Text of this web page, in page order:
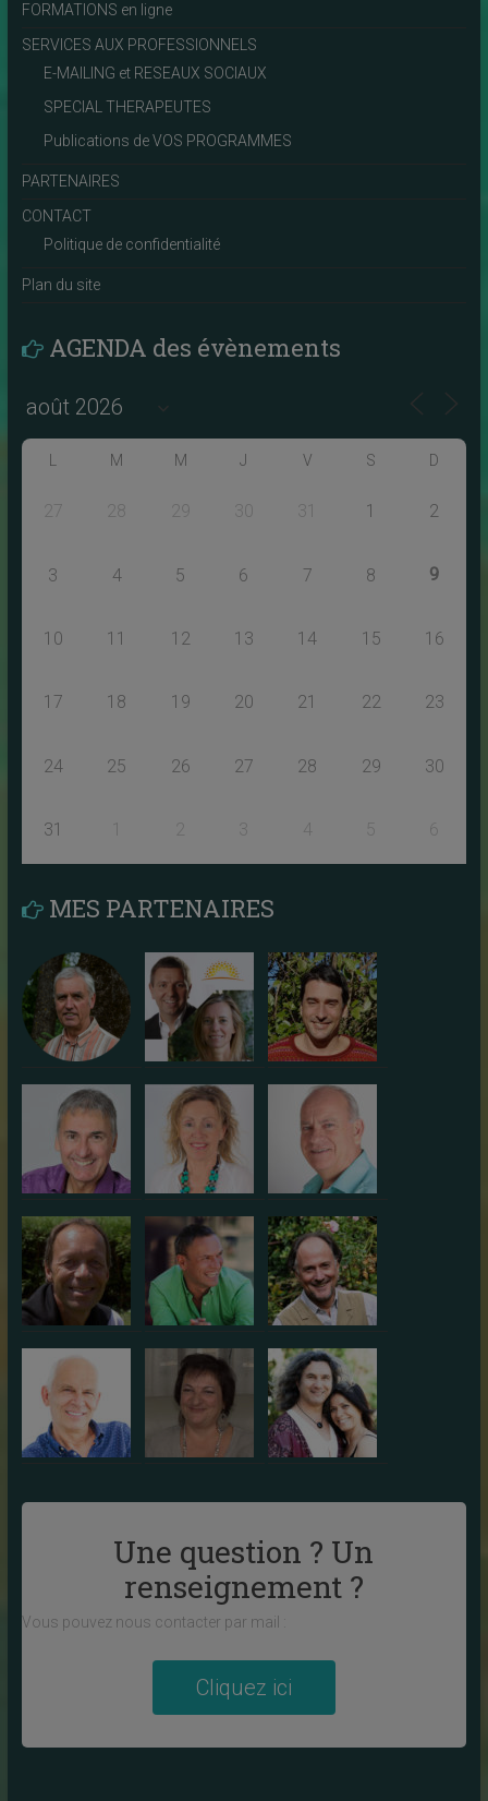
FORMATIONS en ligne
SERVICES AUX PROFESSIONNELS
E-MAILING et RESEAUX SOCIAUX
SPECIAL THERAPEUTES
Publications de VOS PROGRAMMES
PARTENAIRES
CONTACT
Politique de confidentialité
Plan du site
AGENDA des évènements
M M J V S D
27 28 29 30 31 1 2
3 4 5 6 7 8 9
10 11 12 13 14 15 16
17 18 19 20 21 22 23
24 25 26 27 28 29 30
31 1 2 3 4 5 6
MES PARTENAIRES
Une question ? Un
renseignement ?
Vous pouvez nous contacter par mail :
Cliquez ici